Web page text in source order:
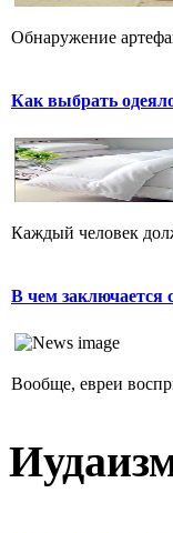
Обнаружение
Как выбрать
Каждый человек
В чем заключается
Вообще, евреи